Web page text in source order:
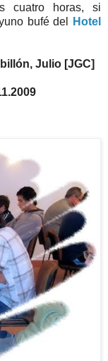
cuatro horas, si
bufé del
Hotel
Julio [JGC]